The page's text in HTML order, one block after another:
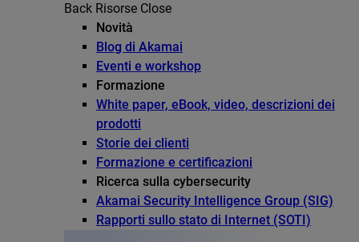
Back Risorse Close
Novità
Blog di Akamai
Eventi e workshop
Formazione
White paper, eBook, video, descrizioni dei
prodotti
Storie dei clienti
Formazione e certificazioni
Ricerca sulla cybersecurity
Akamai Security Intelligence Group (SIG)
Rapporti sullo stato di Internet (SOTI)